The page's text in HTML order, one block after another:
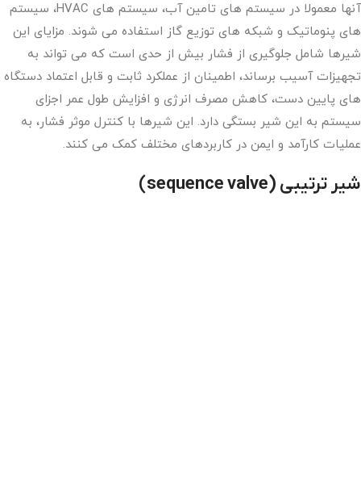
آنها معمولا در سیستم های تامین آب، سیستم های HVAC، سیستم
های پنوماتیک و شبکه های توزیع گاز استفاده می شوند. مزایای این
شیرها شامل جلوگیری از فشار بیش از حدی است که می تواند به
تجهیزات آسیب برساند، اطمینان از عملکرد ثابت و قابل اعتماد دستگاه
های پایین دست، کاهش مصرف انرژی و افزایش طول عمر اجزای
سیستم به این شیر بستگی دارد. این شیرها با کنترل موثر فشار، به
عملیات کارآمد و ایمن در کاربردهای مختلف کمک می کنند.
شیر ترتیبی (sequence valve
)